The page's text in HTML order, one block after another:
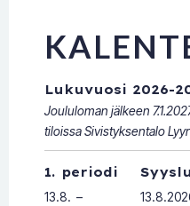
Lukuvuosi 2026-
Joululoman jälkeen
tiloissa Sivistyksentalo
1. periodi
13.8. –